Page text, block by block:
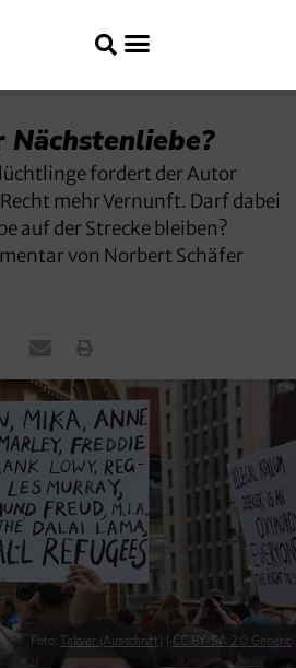
Nächstenliebe?
fordert der Autor
mehr Vernunft. Darf dabei
auf der Strecke bleiben?
von Norbert Schäfer
Foto: Takver (Ausschnitt) CC BY-SA 2.0 Generic